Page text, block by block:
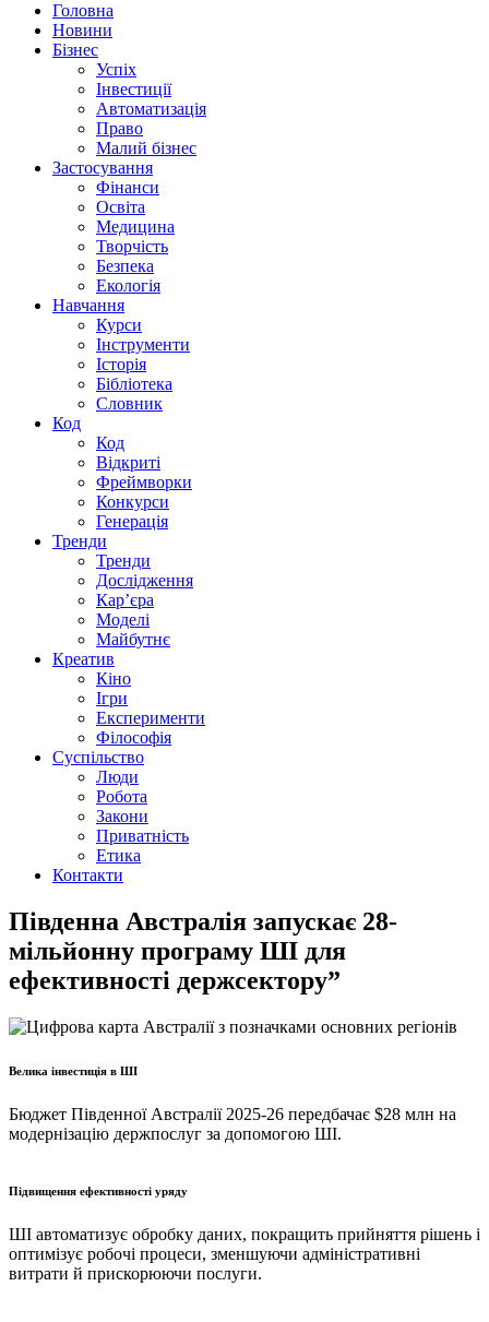
Головна
Новини
Бізнес
Успіх
Інвестиції
Автоматизація
Право
Малий бізнес
Застосування
Фінанси
Освіта
Медицина
Творчість
Безпека
Екологія
Навчання
Курси
Інструменти
Історія
Бібліотека
Словник
Код
Код
Відкриті
Фреймворки
Конкурси
Генерація
Тренди
Тренди
Дослідження
Кар’єра
Моделі
Майбутнє
Креатив
Кіно
Ігри
Експерименти
Філософія
Суспільство
Люди
Робота
Закони
Приватність
Етика
Контакти
Південна Австралія запускає 28-
мільйонну програму ШІ для
ефективності держсектору”
Велика інвестиція в ШІ
Бюджет Південної Австралії 2025-26 передбачає $28 млн на
модернізацію держпослуг за допомогою ШІ.
Підвищення ефективності уряду
ШІ автоматизує обробку даних, покращить прийняття рішень і
оптимізує робочі процеси, зменшуючи адміністративні
витрати й прискорюючи послуги.